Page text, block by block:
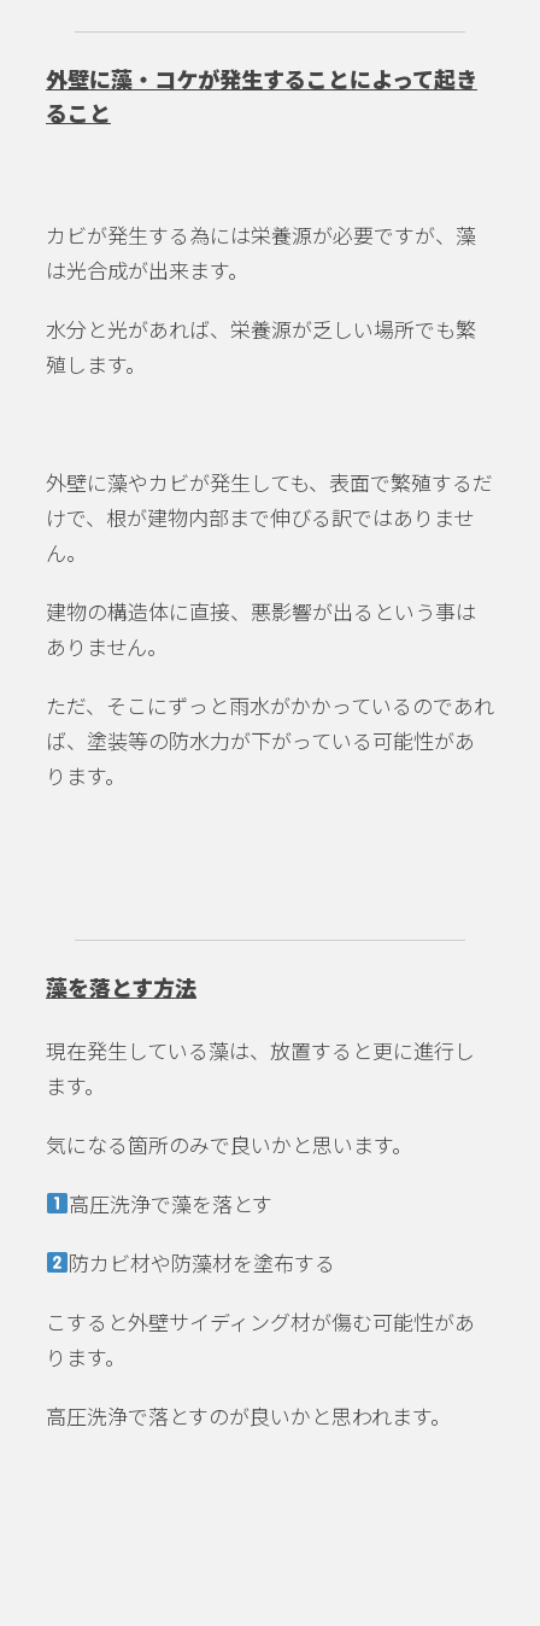
外壁に藻・コケが発生することによって起き
ること
カビが発生する為には栄養源が必要ですが、藻
は光合成が出来ます。
水分と光があれば、栄養源が乏しい場所でも繁
殖します。
外壁に藻やカビが発生しても、表面で繁殖するだ
けで、根が建物内部まで伸びる訳ではありませ
ん。
建物の構造体に直接、悪影響が出るという事は
ありません。
ただ、そこにずっと雨水がかかっているのであれ
ば、塗装等の防水力が下がっている可能性があ
ります。
藻を落とす方法
現在発生している藻は、放置すると更に進行し
ます。
気になる箇所のみで良いかと思います。
高圧洗浄で藻を落とす
防カビ材や防藻材を塗布する
こすると外壁サイディング材が傷む可能性があ
ります。
高圧洗浄で落とすのが良いかと思われます。